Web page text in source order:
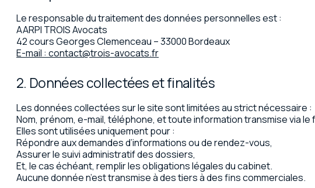
Le responsable du traitement des données personnelles est :
AARPI TROIS Avocats
42 cours Georges Clemenceau – 33000 Bordeaux
E-mail : contact@trois-avocats.fr
2. Données collectées et finalités
Les données collectées sur le site sont limitées au strict nécessaire :
Nom, prénom, e-mail, téléphone, et toute information transmise via
Elles sont utilisées uniquement pour :
Répondre aux demandes d’informations ou de rendez-vous,
Assurer le suivi administratif des dossiers,
Et, le cas échéant, remplir les obligations légales du cabinet.
Aucune donnée n’est transmise à des tiers à des fins commerciales.